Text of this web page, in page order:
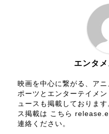
エンタ
映画を中心に繋がる、ア
ポーツとエンターテイメ
ュースも掲載しておりま
ス掲載は こちら
連絡ください。